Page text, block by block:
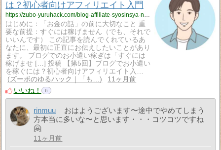
は？初心者向けアフィリエイト入門
https://zubo-yuruhack.com/blog-affiliate-syosinsya-nyumon/
はじめに：「お金の話」の前に大切なこと 重
要な前提：すぐには稼げません（でも、それで
いいんです） この記事を読んでくれているあ
なたに、最初に正直にお伝えしたいことがあり
ます。 ブログでのお小遣い稼ぎは「すぐには
稼げませ […] 投稿 【第5回】ブログでお小遣い
を稼ぐには？初心者向けアフィリエイト入…
ズーボのゆるハック｜「も…
11ヶ月前
いいね！
6
rinmuu
おはようございます〜途中でやめてしまう
方本当に多いな〜と思います・・・コツコツですね
🤗
11ヶ月前